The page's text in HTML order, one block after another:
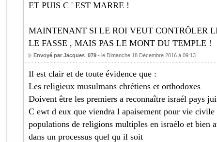
ET PUIS C ' EST MARRE !
MAINTENANT SI LE ROI VEUT CONTRÔLER
LE FASSE , MAIS PAS LE MONT DU TEMPLE !
Envoyé par Jacques_079- le Dimanche 18 Décembre 2016 à 09:13
Il est clair et de toute évidence que :
Les religieux musulmans chrétiens et orthodoxes
Doivent être les premiers a reconnaître israél pays
C ewt d eux que viendra l apaisement pour vie civile
populations de religions multiples en israélo et bien
dans un processus quel qu il soit